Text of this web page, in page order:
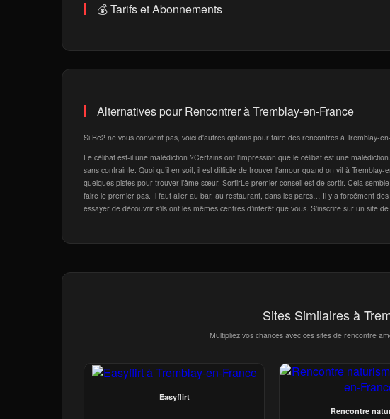
💰 Tarifs et Abonnements
Alternatives pour Rencontrer à Tremblay-en-France
Si Be2 ne vous convient pas, voici d'autres options pour faire des rencontres à Tremblay-
Le célibat est-il une malédiction ?Certains ont l’impression que le célibat est une
sans contrainte. Quoi qu’il en soit, il est difficile de trouver l’amour quand on vit à
quelques pistes pour trouver l’âme sœur. SortirLe premier conseil est de sortir. Cela
faire le premier pas. Il faut aller au bar, au restaurant, dans les parcs… Il y a forcément
essayer de découvrir s’ils ont les mêmes centres d’intérêt que vous. S’inscrire sur un site
Sites Similaires à
Multipliez vos chances avec ces sites de rencontre
Easyflirt
Rencontre